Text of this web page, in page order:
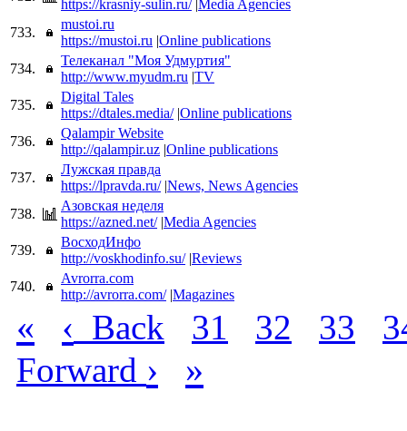
https://krasniy-sulin.ru/ |Media Agencies
733.
mustoi.ru
https://mustoi.ru |Online publications
734.
Телеканал "Моя Удмуртия"
http://www.myudm.ru |TV
735.
Digital Tales
https://dtales.media/ |Online publications
736.
Qalampir Website
http://qalampir.uz |Online publications
737.
Лужская правда
https://lpravda.ru/ |News, News Agencies
738.
Азовская неделя
https://azned.net/ |Media Agencies
739.
ВосходИнфо
http://voskhodinfo.su/ |Reviews
740.
Avrorra.com
http://avrorra.com/ |Magazines
« ‹ Back 31 32 33
Forward › »